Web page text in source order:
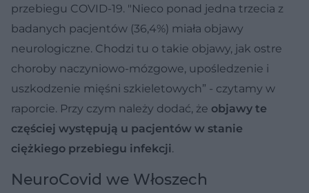
przebiegu COVID-19. "Nieco ponad jedna trzecia z
badanych pacjentów (36,4%) miała objawy
neurologiczne. Chodzi tu o takie objawy, jak ostre
choroby naczyniowo-mózgowe, upośledzenie i
uszkodzenie mięśni szkieletowych” - czytamy w
raporcie. Przy czym należy dodać, że objawy te
częściej występują u pacjentów w stanie
ciężkiego przebiegu infekcji.
NeuroCovid we Włoszech